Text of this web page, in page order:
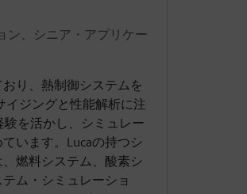
ン、シニア・アプリケー
り、熱制御システムを
イジングと性能解析に注
を活かし、シミュレー
います。Lucaの持つシ
燃料システム、酸素シ
ム・シミュレーショ